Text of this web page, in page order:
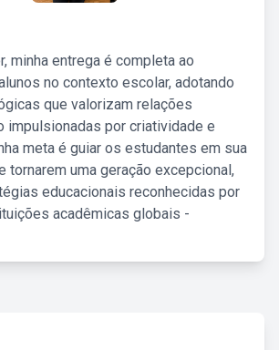
minha entrega é completa ao
no contexto escolar, adotando
que valorizam relações
impulsionadas por criatividade e
meta é guiar os estudantes em sua
tornarem uma geração excepcional,
educacionais reconhecidas por
acadêmicas globais -